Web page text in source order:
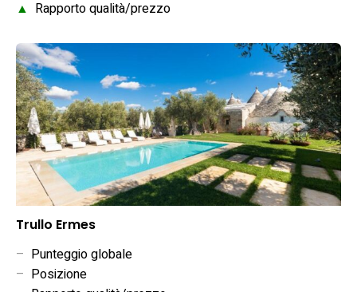
▲ Rapporto qualità/prezzo
Trullo Ermes
– Punteggio globale
– Posizione